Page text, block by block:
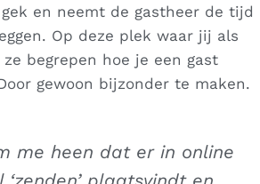
en neemt de gastheer de tijd
Op deze plek waar jij als
begrepen hoe je een gast
gewoon bijzonder te maken.
me heen dat er in online